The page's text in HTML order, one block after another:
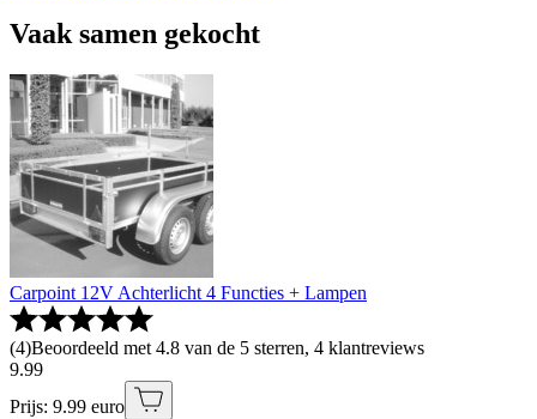
Vaak samen gekocht
Carpoint 12V Achterlicht 4 Functies + Lampen
(4)Beoordeeld met 4.8 van de 5 sterren, 4 klantreviews
9.99
Prijs: 9.99 euro